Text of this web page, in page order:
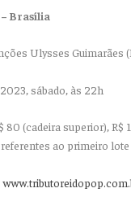
Brasília
Ulysses Guimarães
sábado, às 22h
(cadeira superior), R$
ao primeiro